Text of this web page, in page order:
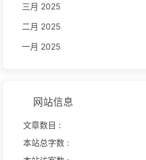
三月 2025
二月 2025
一月 2025
网站信息
文章数目 :
本站总字数 :